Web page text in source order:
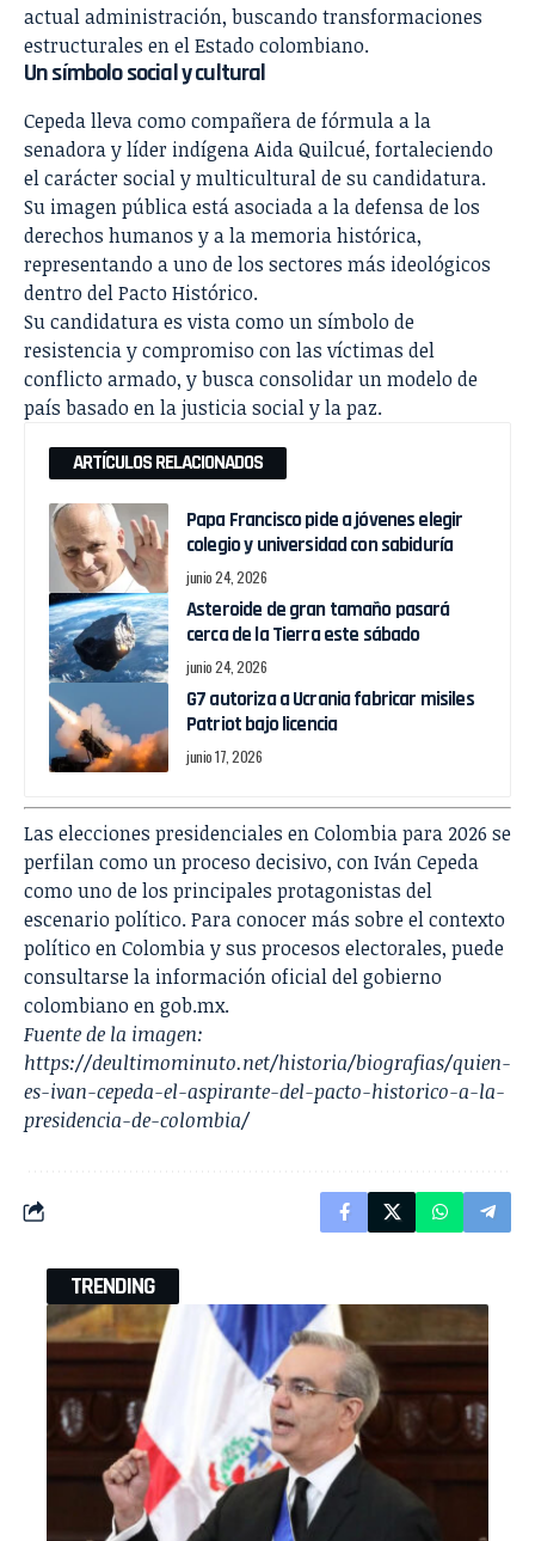
actual administración, buscando transformaciones
estructurales en el Estado colombiano.
Un símbolo social y cultural
Cepeda lleva como compañera de fórmula a la
senadora y líder indígena Aida Quilcué, fortaleciendo
el carácter social y multicultural de su candidatura.
Su imagen pública está asociada a la defensa de los
derechos humanos y a la memoria histórica,
representando a uno de los sectores más ideológicos
dentro del Pacto Histórico.
Su candidatura es vista como un símbolo de
resistencia y compromiso con las víctimas del
conflicto armado, y busca consolidar un modelo de
país basado en la justicia social y la paz.
ARTÍCULOS RELACIONADOS
Papa Francisco pide a jóvenes elegir
colegio y universidad con sabiduría
junio 24, 2026
Asteroide de gran tamaño pasará
cerca de la Tierra este sábado
junio 24, 2026
G7 autoriza a Ucrania fabricar misiles
Patriot bajo licencia
junio 17, 2026
Las elecciones presidenciales en Colombia para 2026 se
perfilan como un proceso decisivo, con Iván Cepeda
como uno de los principales protagonistas del
escenario político. Para conocer más sobre el contexto
político en Colombia y sus procesos electorales, puede
consultarse la información oficial del gobierno
colombiano engob.mx.
Fuente de la imagen:
https://deultimominuto.net/historia/biografias/quien-
es-ivan-cepeda-el-aspirante-del-pacto-historico-a-la-
presidencia-de-colombia/
TRENDING